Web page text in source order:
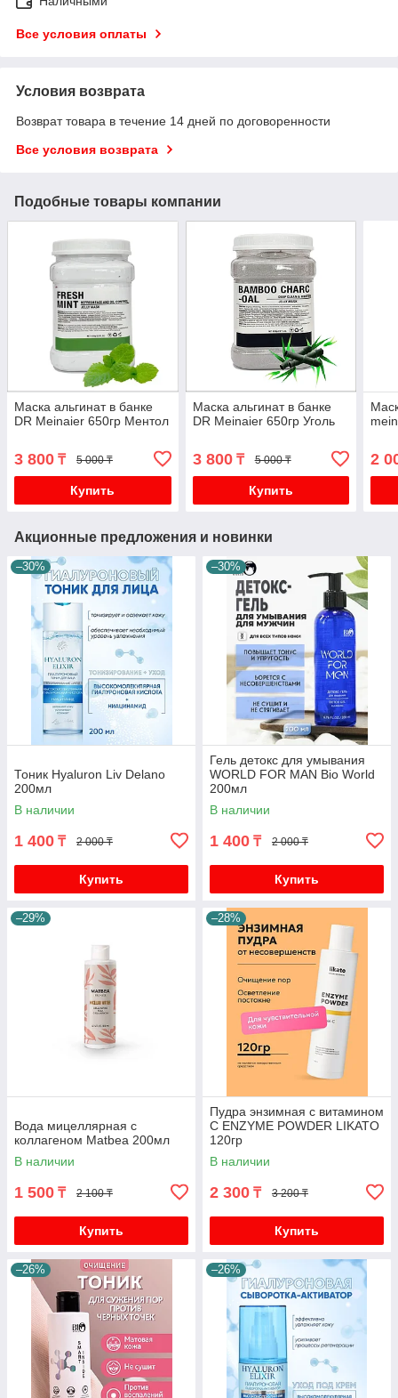
Все условия оплаты
Условия возврата
Возврат товара в течение 14 дней по договоренности
Все условия возврата
Подобные товары компании
Маска альгинат в банке
DR Meinaier 650гр Ментол
3 800 ₸ 5 000 ₸
Купить
Маска альгинат в банке
DR Meinaier 650гр Уголь
3 800₸ 5 000 ₸
Купить
2
Акционные предложения и новинки
–30%
Тоник Hyaluron Liv Delano
200мл
В наличии
1 400 ₸ 2 000 ₸
Купить
–30%
Гель детокс для умывания
WORLD FOR MAN Bio World
200мл
В наличии
1 400 ₸ 2 000 ₸
Купить
–29%
Вода мицеллярная с
коллагеном Matbea 200мл
В наличии
1 500 ₸ 2 100 ₸
Купить
–28%
Пудра энзимная с витамином
C ENZYME POWDER LIKATO
120гр
В наличии
2 300 ₸ 3 200 ₸
Купить
–26% –26%